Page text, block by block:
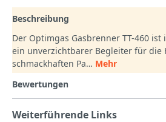
Beschreibung
Der Optimgas Gasbrenner TT-460
ein unverzichtbarer Begleiter für die
schmackhaften Pa… Mehr
Bewertungen
Weiterführende Links